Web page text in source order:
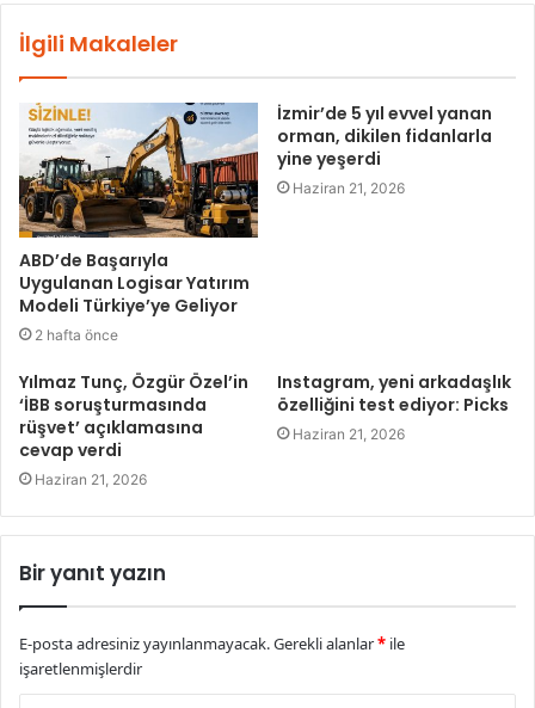
İlgili Makaleler
ABD’de Başarıyla
Uygulanan Logisar Yatırım
Modeli Türkiye’ye Geliyor
2 hafta önce
İzmir’de 5 yıl evvel yanan
orman, dikilen fidanlarla
yine yeşerdi
Haziran 21, 2026
Yılmaz Tunç, Özgür Özel’in
‘İBB soruşturmasında
rüşvet’ açıklamasına
cevap verdi
Haziran 21, 2026
Instagram, yeni arkadaşlık
özelliğini test ediyor: Picks
Haziran 21, 2026
Bir yanıt yazın
E-posta adresiniz yayınlanmayacak.Gerekli alanlar* ile
işaretlenmişlerdir